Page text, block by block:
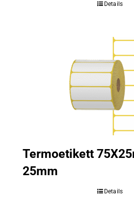
Details
Termoetikett
25mm
Details